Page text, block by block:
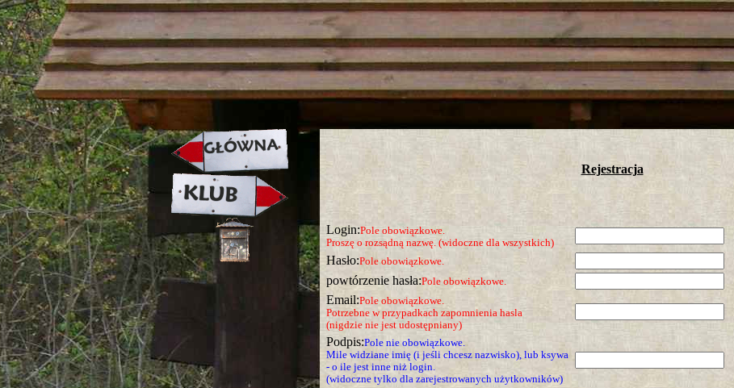
strona w naprawie zapraszamy jutro ;)
Rejestracja
Login:Pole obowiązkowe.
Proszę o rozsądną nazwę. (widoczne dla wszystkich)
Hasło:Pole obowiązkowe.
powtórzenie hasła:Pole obowiązkowe.
Email:Pole obowiązkowe.
Potrzebne w przypadkach zapomnienia hasla
(nigdzie nie jest udostępniany)
Podpis:Pole nie obowiązkowe.
Mile widziane imię (i jeśli chcesz nazwisko), lub ksywa
- o ile jest inne niż login.
(widoczne tylko dla zarejestrowanych użytkowników)